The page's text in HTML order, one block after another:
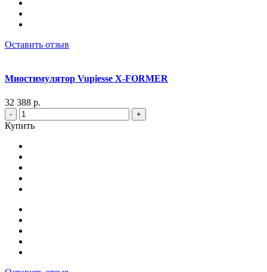
Оставить отзыв
Миостимулятор Vupiesse X-FORMER
32 388 р.
- +
Купить